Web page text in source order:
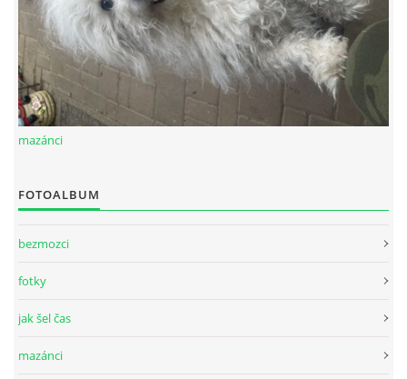
mazánci
FOTOALBUM
bezmozci
fotky
jak šel čas
mazánci